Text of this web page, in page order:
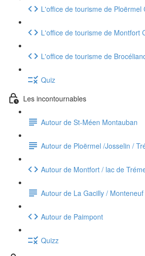
L'office de tourisme de Ploërmel
L'office de tourisme de Montfort
L'office de tourisme de
Quiz
Les incontournables
Autour de St-Méen Montauban
Autour de Ploërmel /Josselin /
Autour de Montfort / lac de
Autour de La Gacilly /
Autour de Paimpont
Quizz